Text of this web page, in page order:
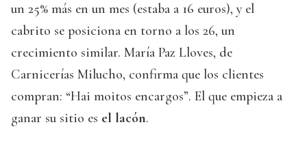
un 25% más en un mes (estaba a 16 euros), y el
cabrito se posiciona en torno a los 26, un
crecimiento similar. María Paz Lloves, de
Carnicerías Milucho, confirma que los clientes
compran: “Hai moitos encargos”. El que empieza a
ganar su sitio es el lacón.